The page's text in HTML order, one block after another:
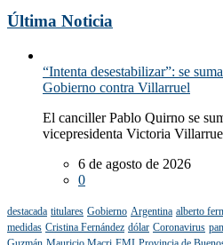
Última Noticia
“Intenta desestabilizar”: se
Gobierno contra Villarruel
El canciller Pablo Quirno se
vicepresidenta Victoria
6 de agosto de 2026
0
destacada titulares Gobierno Argentina alberto
medidas Cristina Fernández dólar Coronavirus